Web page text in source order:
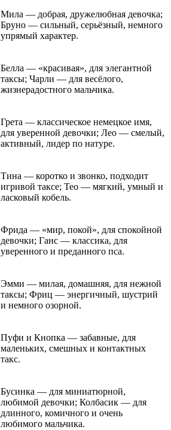
Мила — добрая, дружелюбная девочка;
Бруно — сильный, серьёзный, немного
упрямый характер.
Белла — «красивая», для элегантной
таксы; Чарли — для весёлого,
жизнерадостного мальчика.
Грета — классическое немецкое имя,
для уверенной девочки; Лео — смелый,
активный, лидер по натуре.
Тина — коротко и звонко, подходит
игривой таксе; Тео — мягкий, умный и
ласковый кобель.
Фрида — «мир, покой», для спокойной
девочки; Ганс — классика, для
уверенного и преданного пса.
Эмми — милая, домашняя, для нежной
таксы; Фриц — энергичный, шустрий
и немного озорной.
Пуфи и Кнопка — забавные, для
маленьких, смешных и контактных
такс.
Бусинка — для миниатюрной,
любимой девочки; Колбасик — для
длинного, комичного и очень
любимого мальчика.